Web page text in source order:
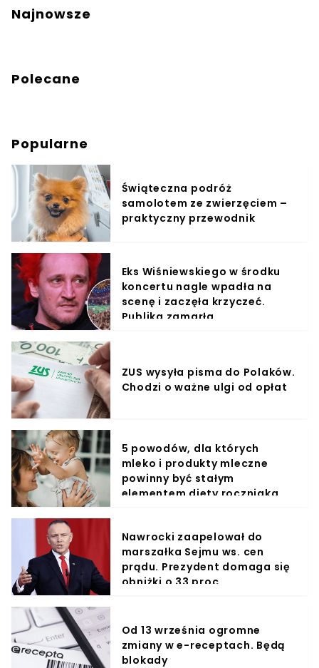
Najnowsze
Polecane
Popularne
Świąteczna podróż
samolotem ze zwierzęciem –
praktyczny przewodnik
Eks Wiśniewskiego w środku
koncertu nagle wpadła na
scenę i zaczęła krzyczeć.
Publika zamarła
ZUS wysyła pisma do Polaków.
Chodzi o ważne ulgi od opłat
5 powodów, dla których
mleko i produkty mleczne
powinny być stałym
elementem diety roczniaka
Nawrocki zaapelował do
marszałka Sejmu ws. cen
prądu. Prezydent domaga się
obniżki o 33 proc.
Od 13 września ogromne
zmiany w e-receptach. Będą
blokady